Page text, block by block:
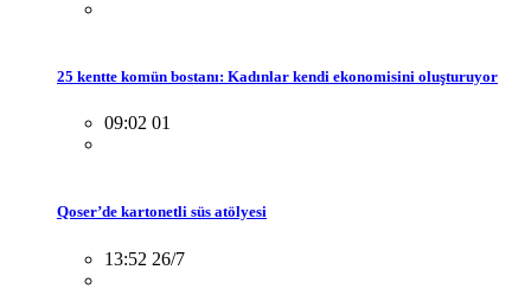
25 kentte komün bostanı: Kadınlar kendi ekonomisini oluşturuyor
09:02 01
Qoser’de kartonetli süs atölyesi
13:52 26/7